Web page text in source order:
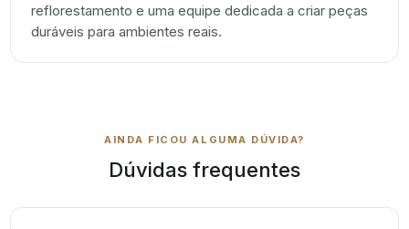
reflorestamento e uma equipe dedicada a criar peças
duráveis para ambientes reais.
AINDA FICOU ALGUMA DÚVIDA?
Dúvidas frequentes